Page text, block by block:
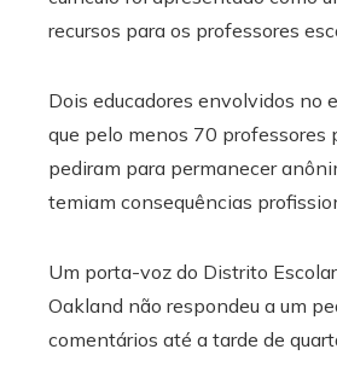
recursos para os professores
Dois educadores envolvidos no
que pelo menos 70 professores
pediram para permanecer
temiam consequências
Um porta-voz do Distrito
Oakland não respondeu a um
comentários até a tarde de